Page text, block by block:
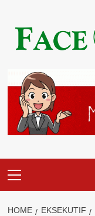
content
Menu
HOME EKSEKUTIF